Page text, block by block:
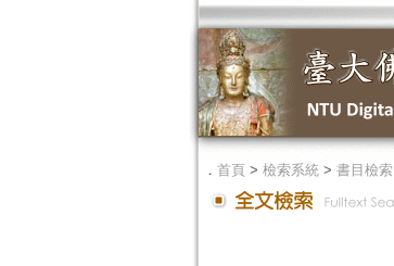
． 首頁> 檢索系統> 書目檢索